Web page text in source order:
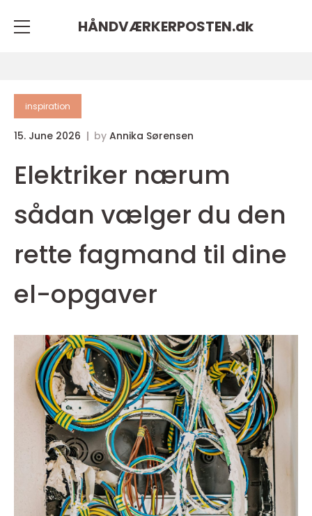
HÅNDVÆRKERPOSTEN.dk
inspiration
15. June 2026 by Annika Sørensen
Elektriker nærum
sådan vælger du den
rette fagmand til dine
el-opgaver